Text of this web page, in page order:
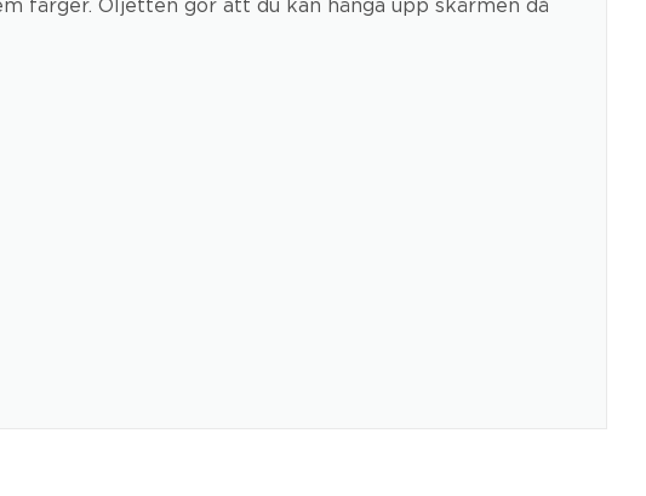
färger. Öljetten gör att du kan hänga upp skärmen då